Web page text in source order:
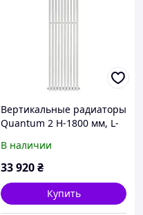
Вертикальные радиаторы
Quantum 2 H-1800 мм, L-
нижним подключением
В наличии
33 920₴
Купить